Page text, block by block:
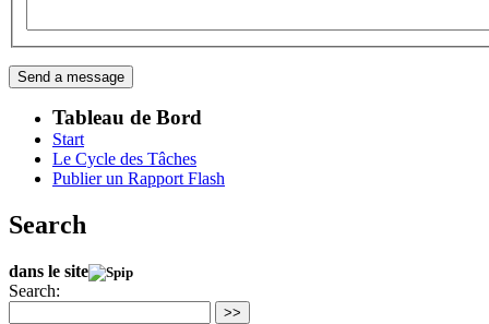
Tableau de Bord
Start
Le Cycle des Tâches
Publier un Rapport Flash
Search
dans le site
Search:
>>